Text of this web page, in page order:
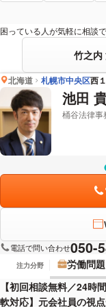
困っている人が気軽に相談
竹之内
北海道 札幌市中央区西
池田
桶谷法律事
電話で問い合わせ050-
注力分野
労働問題
【初回相談無料／24時
軟対応】元会社員の視